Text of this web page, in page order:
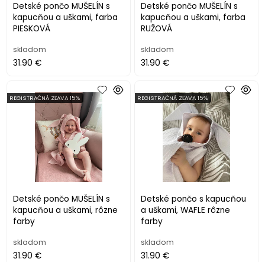
Detské pončo MUŠELÍN s
kapucňou a uškami, farba
PIESKOVÁ
skladom
31.90 €
Detské pončo MUŠELÍN s
kapucňou a uškami, farba
RUŽOVÁ
skladom
31.90 €
Detské pončo MUŠELÍN s
kapucňou a uškami, rôzne
farby
REGISTRAČNÁ ZĽAVA 15%
skladom
31.90 €
Detské pončo s kapucňou
a uškami, WAFLE rôzne
farby
REGISTRAČNÁ ZĽAVA 15%
skladom
31.90 €